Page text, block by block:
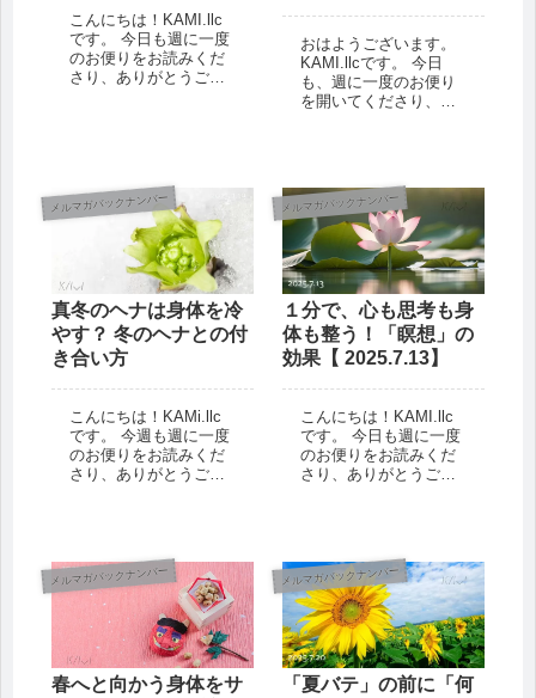
こんにちは！KAMI.llc
です。 今日も週に一度
のお便りをお読みくだ
さり、ありがとうござ
に、身体や心が戸惑っ
ている——...
おはようございます。
KAMI.llcです。 今日
も、週に一度のお便り
を開いてくださり、あ
を感じている方もいら
っしゃるかもしれませ
ん。 それも...
メルマガバックナンバー
真冬のヘナは身体を冷
やす？ 冬のヘナとの付
き合い方
こんにちは！KAMi.llc
です。 今週も週に一度
のお便りをお読みくだ
さり、ありがとうござ
た。 「土用」といえば
鰻をいただく「夏...
メルマガバックナンバー
１分で、心も思考も身
体も整う！「瞑想」の
効果【 2025.7.13】
こんにちは！KAMI.llc
です。 今日も週に一度
のお便りをお読みくだ
さり、ありがとうござ
はじめてひらく）」に
入りました。 朝の訪
れ...
メルマガバックナンバー
春へと向かう身体をサ
メルマガバックナンバー
「夏バテ」の前に「何